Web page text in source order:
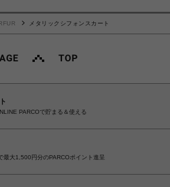
メタリックシフォンスカート
PARCOで貯まる＆使える
最大1,500円分のPARCOポイント進呈